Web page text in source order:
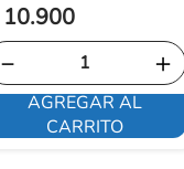
10.900
＋
－
AGREGAR AL
CARRITO